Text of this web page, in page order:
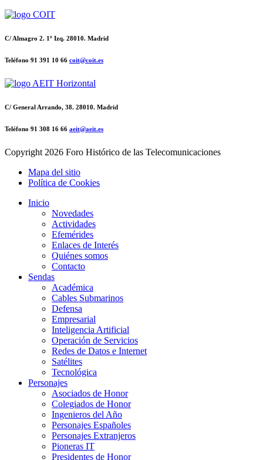
C/ Almagro 2. 1º Izq. 28010. Madrid
Teléfono 91 391 10 66 coit@coit.es
C/ General Arrando, 38. 28010. Madrid
Teléfono 91 308 16 66 aeit@aeit.es
Copyright 2026 Foro Histórico de las Telecomunicaciones
Mapa del sitio
Política de Cookies
Inicio
Novedades
Actividades
Efemérides
Enlaces de Interés
Quiénes somos
Contacto
Sendas
Académica
Cables Submarinos
Defensa
Empresarial
Inteligencia Artificial
Operación de Servicios
Redes de Datos e Internet
Satélites
Tecnológica
Personajes
Asociados de Honor
Colegiados de Honor
Ingenieros del Año
Personajes Españoles
Personajes Extranjeros
Pioneras IT
Presidentes de Honor